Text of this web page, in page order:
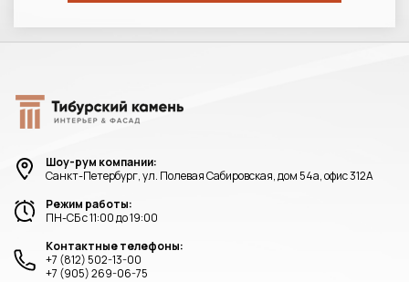
Шоу-рум компании:
Санкт-Петербург, ул. Полевая Сабировская, дом 54а, офис 312А
Режим работы:
ПН-СБ с 11:00 до 19:00
Контактные телефоны:
+7 (812) 502-13-00
+7 (905) 269-06-75